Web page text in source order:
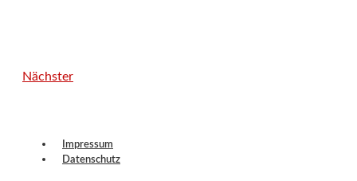
Nächster
Impressum
Datenschutz